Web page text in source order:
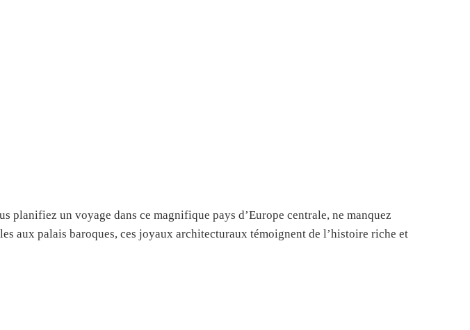
planifiez un voyage dans ce magnifique pays d’Europe centrale, ne manquez
aux palais baroques, ces joyaux architecturaux témoignent de l’histoire riche et